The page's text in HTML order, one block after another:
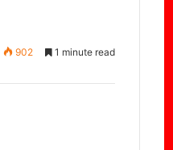
902 1 minute read